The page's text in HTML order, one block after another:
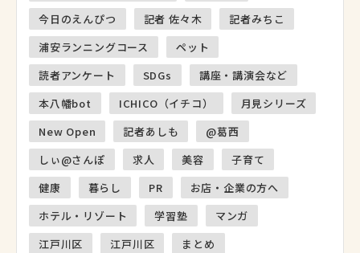
今日のえんぴつ
記者 佐々木
記者みちこ
浦安ランニングコース
ペット
読者アンケート
SDGs
講座・講演会など
本八幡bot
ICHICO（イチコ）
月見シリーズ
New Open
記者あしも
@葛西
しぃ@さんぽ
求人 美容
子育て
健康
暮らし PR
お店・企業の方へ
ホテル・リゾート
学習塾
マンガ
江戸川区
江戸川区
まとめ